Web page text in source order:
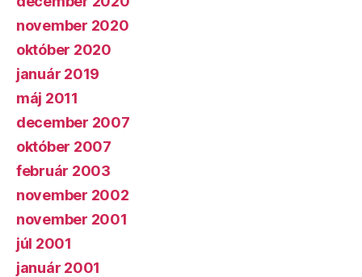
november 2020
október 2020
január 2019
máj 2011
december 2007
október 2007
február 2003
november 2002
november 2001
júl 2001
január 2001